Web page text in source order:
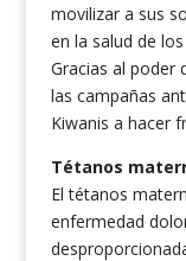
movilizar a sus
en la salud de
Gracias al poder
las campañas
Kiwanis a hacer
Tétanos
El tétanos
enfermedad